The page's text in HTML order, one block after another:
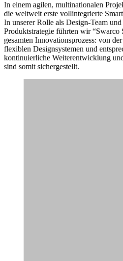
In einem agilen, multinationalen
die weltweit erste vollintegrierte
In unserer Rolle als Design-Team
Produktstrategie führten wir “Swarco
gesamten Innovationsprozess: von
flexiblen Designsystemen und
kontinuierliche Weiterentwicklung
sind somit sichergestellt.